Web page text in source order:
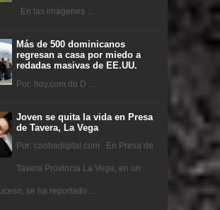
En las imágenes ...
Más de 500 dominicanos
regresan a casa por miedo a
redadas masivas de EE.UU.
Por: hoy.com.do D ...
Joven se quita la vida en Presa
de Tavera, La Vega
Por: caobadigital.com En Presa de
Tavera Provincia La Vega, en un
se ha reportado ...